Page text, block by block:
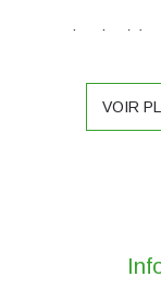
4 chambre(s)
cuisine
VOIR